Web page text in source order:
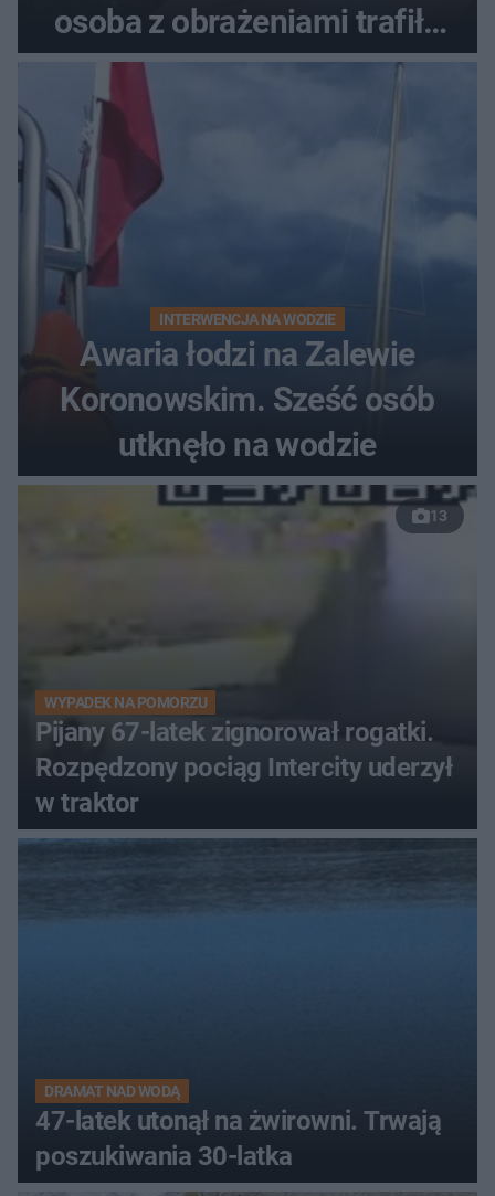
osoba z obrażeniami trafiła
do szpitala
INTERWENCJA NA WODZIE
Awaria łodzi na Zalewie
Koronowskim. Sześć osób
utknęło na wodzie
13
WYPADEK NA POMORZU
Pijany 67-latek zignorował rogatki.
Rozpędzony pociąg Intercity uderzył
w traktor
DRAMAT NAD WODĄ
47-latek utonął na żwirowni. Trwają
poszukiwania 30-latka